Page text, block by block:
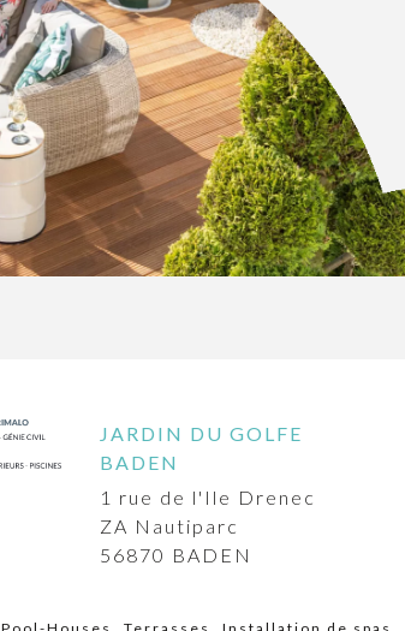
JARDIN DU GOLFE
BADEN
1 rue de l'Ile Drenec
ZA Nautiparc
56870 BADEN